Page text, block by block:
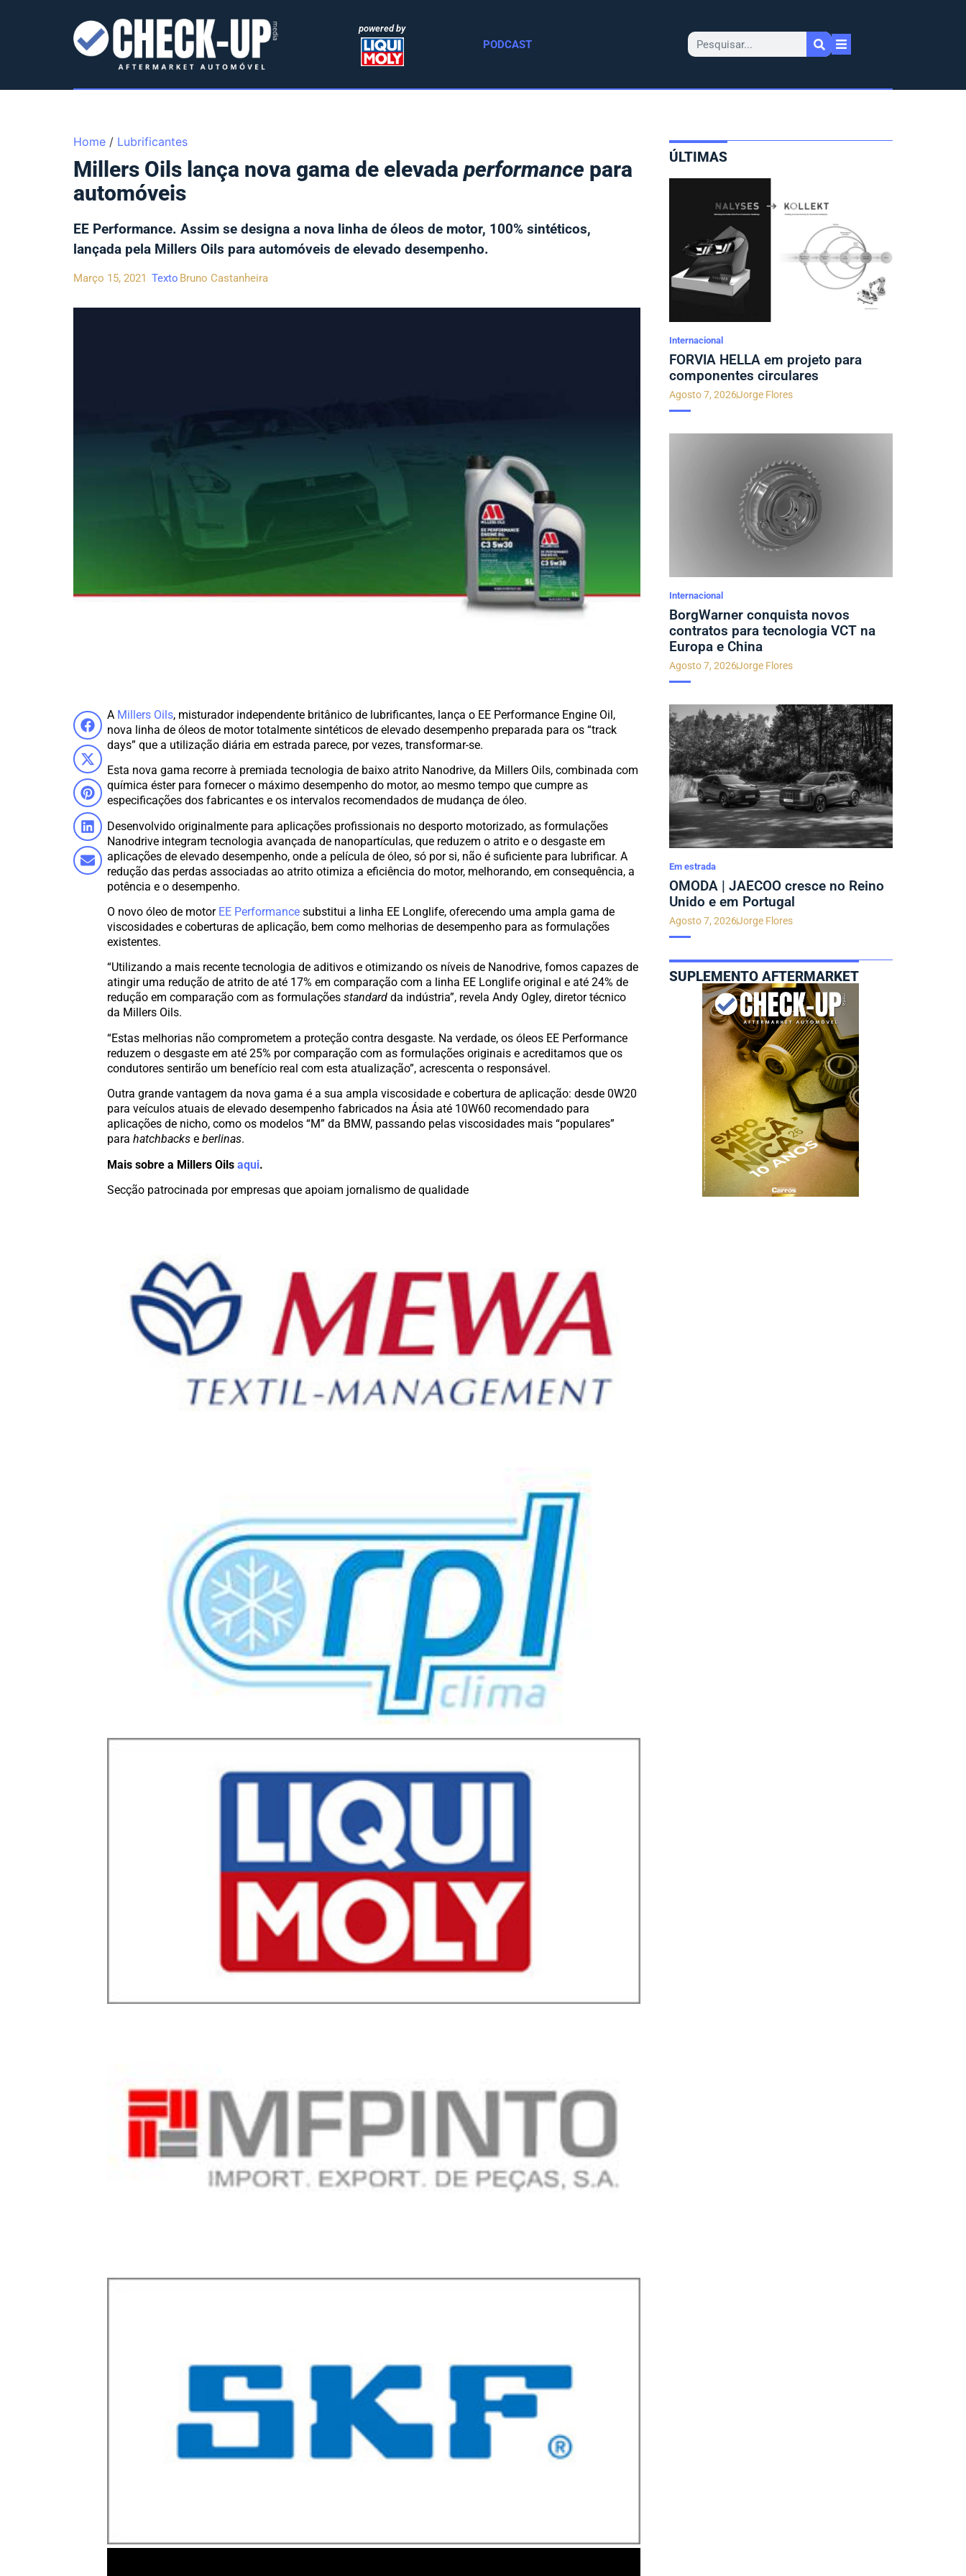
powered by
PODCAST
Home / Lubrificantes
Millers Oils lança nova gama de elevada performance para
automóveis
EE Performance. Assim se designa a nova linha de óleos de motor, 100% sintéticos,
lançada pela Millers Oils para automóveis de elevado desempenho.
Março 15, 2021 Texto Bruno Castanheira
A Millers Oils, misturador independente britânico de lubrificantes, lança o EE Performance Engine Oil,
nova linha de óleos de motor totalmente sintéticos de elevado desempenho preparada para os “track
days” que a utilização diária em estrada parece, por vezes, transformar-se.
Esta nova gama recorre à premiada tecnologia de baixo atrito Nanodrive, da Millers Oils, combinada com
química éster para fornecer o máximo desempenho do motor, ao mesmo tempo que cumpre as
especificações dos fabricantes e os intervalos recomendados de mudança de óleo.
Desenvolvido originalmente para aplicações profissionais no desporto motorizado, as formulações
Nanodrive integram tecnologia avançada de nanopartículas, que reduzem o atrito e o desgaste em
aplicações de elevado desempenho, onde a película de óleo, só por si, não é suficiente para lubrificar. A
redução das perdas associadas ao atrito otimiza a eficiência do motor, melhorando, em consequência, a
potência e o desempenho.
O novo óleo de motor EE Performance substitui a linha EE Longlife, oferecendo uma ampla gama de
viscosidades e coberturas de aplicação, bem como melhorias de desempenho para as formulações
existentes.
“Utilizando a mais recente tecnologia de aditivos e otimizando os níveis de Nanodrive, fomos capazes de
atingir uma redução de atrito de até 17% em comparação com a linha EE Longlife original e até 24% de
redução em comparação com as formulaçõesstandard da indústria”, revela Andy Ogley, diretor técnico
da Millers Oils.
“Estas melhorias não comprometem a proteção contra desgaste. Na verdade, os óleos EE Performance
reduzem o desgaste em até 25% por comparação com as formulações originais e acreditamos que os
condutores sentirão um benefício real com esta atualização”, acrescenta o responsável.
Outra grande vantagem da nova gama é a sua ampla viscosidade e cobertura de aplicação: desde 0W20
para veículos atuais de elevado desempenho fabricados na Ásia até 10W60 recomendado para
aplicações de nicho, como os modelos “M” da BMW, passando pelas viscosidades mais “populares”
parahatchbackseberlinas.
Mais sobre a Millers Oilsaqui.
Secção patrocinada por empresas que apoiam jornalismo de qualidade
ÚLTIMAS
Internacional
FORVIA HELLA em projeto para
componentes circulares
Agosto 7, 2026Jorge Flores
Internacional
BorgWarner conquista novos
contratos para tecnologia VCT na
Europa e China
Agosto 7, 2026Jorge Flores
Em estrada
OMODA | JAECOO cresce no Reino
Unido e em Portugal
Agosto 7, 2026Jorge Flores
SUPLEMENTO AFTERMARKET